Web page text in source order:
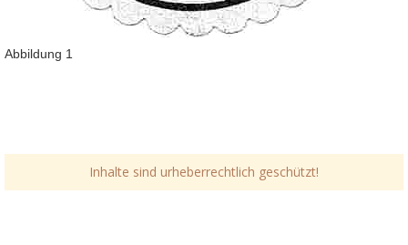
Abbildung 1
Inhalte sind urheberrechtlich geschützt!